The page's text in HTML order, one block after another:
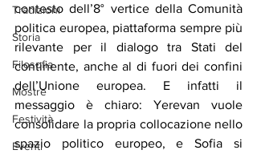
Tradizioni
Storia
Filosofia
Mostre
Festività
Eventi
contesto dell’8° vertice della Comunità
politica europea, piattaforma sempre più
rilevante per il dialogo tra Stati del
continente, anche al di fuori dei confini
dell’Unione europea. E infatti il
messaggio è chiaro: Yerevan vuole
consolidare la propria collocazione nello
spazio politico europeo, e Sofia si